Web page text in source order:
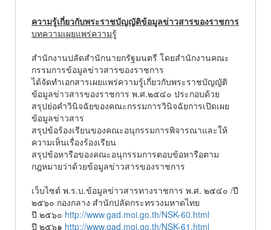
ความรู้เกี่ยวกับพระราชบัญญัติข้อมูลข่าวสารของราชการ
บทความเผยแพร่ความรู้
สำนักงานปลัดสำนักนายกรัฐมนตรี โดยสำนักงานคณะ
กรรมการข้อมูลข่าวสารของราชการ
ได้จัดทำเอกสารเผยแพร่ความรู้เกี่ยวกับพระราชบัญญัติ
ข้อมูลข่าวสารของราชการ พ.ศ.๒๕๔๐ ประกอบด้วย
สรุปย่อคำวินิจฉัยของคณะกรรมการวินิจฉัยการเปิดเผย
ข้อมูลข่าวสาร
สรุปข้อร้องเรียนของคณะอนุกรรมการพิจารณาและให้
ความเห็นเรื่องร้องเรียน
สรุปข้อหารือของคณะอนุกรรมการตอบข้อหารือตาม
กฎหมายว่าด้วยข้อมูลข่าวสารของราชการ
เว็บไซต์ พ.ร.บ.ข้อมูลข่าวสารทางราชการ พ.ศ. ๒๕๔๐ /ปี
๒๕๖๐ กองกลาง สำนักปลัดกระทรวงมหาดไทย
ปี ๒๕๖๐ http://www.gad.moi.go.th/NSK-60.html
ปี ๒๕๖๑ http://www.gad.moi.go.th/NSK-61.html